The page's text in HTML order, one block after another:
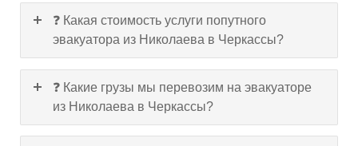
❓ Какая стоимость услуги попутного
эвакуатора из Николаева в Черкассы?
❓ Какие грузы мы перевозим на эвакуаторе
из Николаева в Черкассы?